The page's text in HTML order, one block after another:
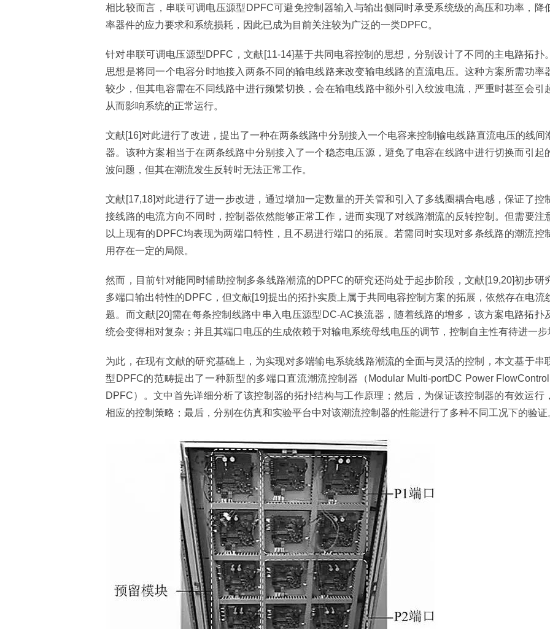
相比较而言，串联可调电压源型DPFC可避免控制器输入与输出侧同时承受系统级的高压和功率，降
率器件的应力要求和系统损耗，因此已成为目前关注较为广泛的一类DPFC。
针对串联可调电压源型DPFC，文献[11-14]基于共同电容控制的思想，分别设计了不同的主电路拓扑
思想是将同一个电容分时地接入两条不同的输电线路来改变输电线路的直流电压。这种方案所需功率
较少，但其电容需在不同线路中进行频繁切换，会在输电线路中额外引入纹波电流，严重时甚至会引
从而影响系统的正常运行。
文献[16]对此进行了改进，提出了一种在两条线路中分别接入一个电容来控制输电线路直流电压的线间
器。该种方案相当于在两条线路中分别接入了一个稳态电压源，避免了电容在线路中进行切换而引起
波问题，但其在潮流发生反转时无法正常工作。
文献[17,18]对此进行了进一步改进，通过增加一定数量的开关管和引入了多线圈耦合电感，保证了控
接线路的电流方向不同时，控制器依然能够正常工作，进而实现了对线路潮流的反转控制。但需要注
以上现有的DPFC均表现为两端口特性，且不易进行端口的拓展。若需同时实现对多条线路的潮流控
用存在一定的局限。
然而，目前针对能同时辅助控制多条线路潮流的DPFC的研究还尚处于起步阶段，文献[19,20]初步研
多端口输出特性的DPFC，但文献[19]提出的拓扑实质上属于共同电容控制方案的拓展，依然存在电流
题。而文献[20]需在每条控制线路中串入电压源型DC-AC换流器，随着线路的增多，该方案电路拓扑
统会变得相对复杂；并且其端口电压的生成依赖于对输电系统母线电压的调节，控制自主性有待进一步
为此，在现有文献的研究基础上，为实现对多端输电系统线路潮流的全面与灵活的控制，本文基于串
型DPFC的范畴提出了一种新型的多端口直流潮流控制器（Modular Multi-portDC Power
DPFC）。文中首先详细分析了该控制器的拓扑结构与工作原理；然后，为保证该控制器的有效运行
相应的控制策略；最后，分别在仿真和实验平台中对该潮流控制器的性能进行了多种不同工况下的验证